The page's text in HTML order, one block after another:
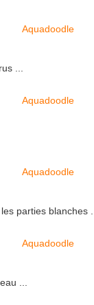
...
parties blanches ...
...